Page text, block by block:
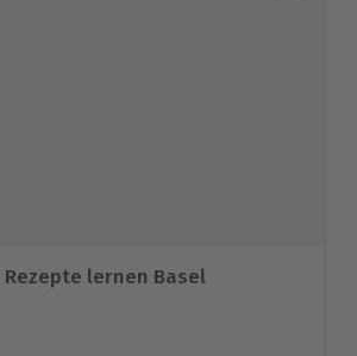
lernen Basel